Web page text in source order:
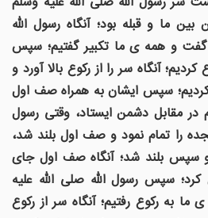
ما و قبله بود؛ آنگاه رسول الله
گفت و همه ی ما تکبير گفتيم؛ سپس
آنگاه سر را از رکوع بالا آورد و
سپس ايشان به همراه صف اول
مقابل دشمن ايستاد، وقتی رسول
را تمام نمود و صف اول بلند شد،
بلند شد؛ آنگاه صف اول جای
سپس رسول الله صلى الله عليه
به رکوع رفتيم؛ آنگاه سر از رکوع